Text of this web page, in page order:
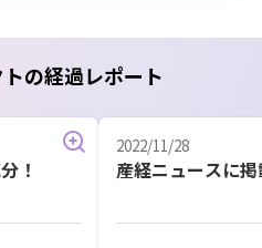
の経過レポート
！
2022/11/28
産経ニュースに